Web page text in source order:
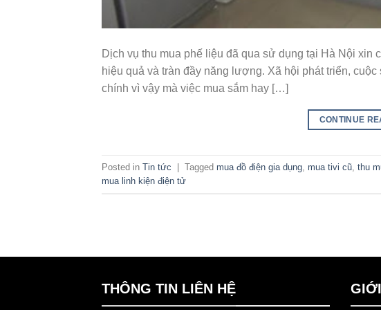
Dịch vụ thu mua phế liệu đã qua sử dụng tại Hà Nội xin
hiệu quả và tràn đầy năng lượng. Xã hội phát triển,
chính vì vậy mà việc mua sắm hay […]
CONTINUE
Posted in Tin tức | Tagged mua đồ điện gia dụng mua tivi cũ thu
mua linh kiện điện tử
THÔNG TIN LIÊN HỆ